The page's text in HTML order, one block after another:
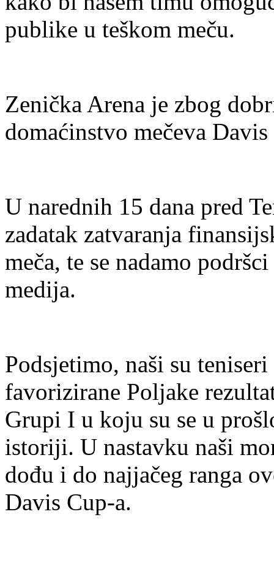
publike u teškom meču.
Zenička Arena je zbog
domaćinstvo mečeva
U narednih 15 dana pred
zadatak zatvaranja
meča, te se nadamo
medija.
Podsjetimo, naši su
favorizirane Poljake
Grupi I u koju su se u
istoriji. U nastavku naši
dođu i do najjačeg ranga
Davis Cup-a.